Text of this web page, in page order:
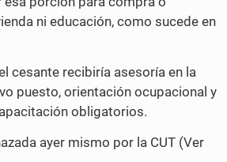
ni educación, como sucede en
cesante recibiría asesoría en la
puesto, orientación ocupacional y
obligatorios.
ayer mismo por la CUT (Ver